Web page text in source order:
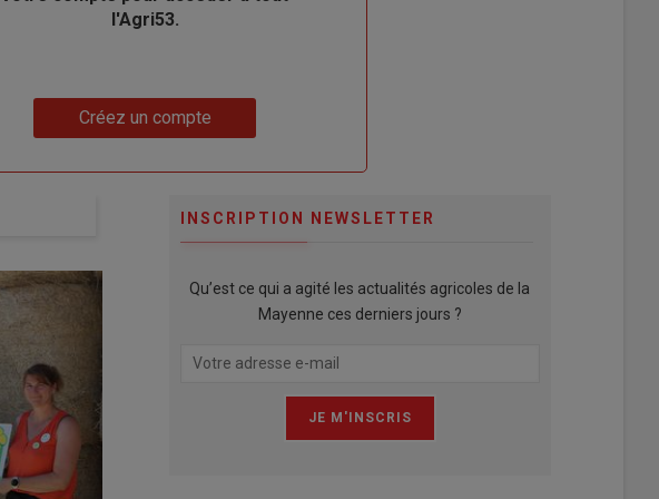
l'Agri53.
Créez un compte
INSCRIPTION NEWSLETTER
Qu’est ce qui a agité les actualités agricoles de la
Mayenne ces derniers jours ?